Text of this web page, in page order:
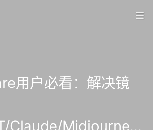
用户必看：解决镜
Claude/Midjourney